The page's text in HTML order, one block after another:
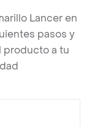
Lancer en
pasos y
producto a tu